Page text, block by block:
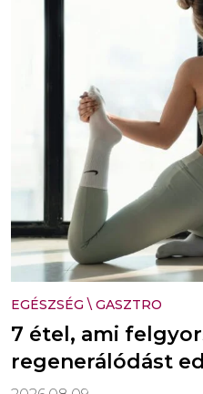
EGÉSZSÉG \ GASZTRO
7 étel, ami
regenerálódást